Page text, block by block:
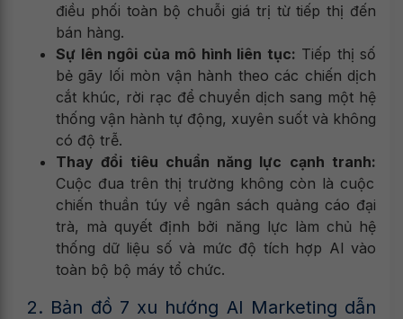
điều phối toàn bộ chuỗi giá trị từ tiếp thị đến
bán hàng.
Sự lên ngôi của mô hình liên tục: Tiếp thị số
bẻ gãy lối mòn vận hành theo các chiến dịch
cắt khúc, rời rạc để chuyển dịch sang một hệ
thống vận hành tự động, xuyên suốt và không
có độ trễ.
Thay đổi tiêu chuẩn năng lực cạnh tranh:
Cuộc đua trên thị trường không còn là cuộc
chiến thuần túy về ngân sách quảng cáo đại
trà, mà quyết định bởi năng lực làm chủ hệ
thống dữ liệu số và mức độ tích hợp AI vào
toàn bộ bộ máy tổ chức.
2. Bản đồ 7 xu hướng AI Marketing dẫn